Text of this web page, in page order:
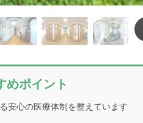
めポイント
安心の医療体制を整えています